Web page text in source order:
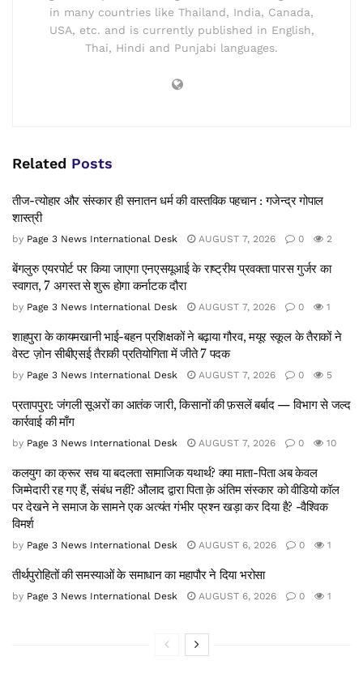
in many countries like Thailand, India, Canada,
USA, etc. and is currently published in English,
Thai, Hindi and Punjabi languages.
Related Posts
तीज-त्योहार और संस्कार ही सनातन धर्म की वास्तविक पहचान : गजेन्द्र गोपाल
शास्त्री
by Page 3 News International Desk AUGUST 7, 2026 0 2
बेंगलुरु एयरपोर्ट पर किया जाएगा एनएसयूआई के राष्ट्रीय प्रवक्ता पारस गुर्जर का
स्वागत, 7 अगस्त से शुरू होगा कर्नाटक दौरा
by Page 3 News International Desk AUGUST 7, 2026 0 1
शाहपुरा के कायमखानी भाई-बहन प्रशिक्षकों ने बढ़ाया गौरव, मयूर स्कूल के तैराकों ने
वेस्ट ज़ोन सीबीएसई तैराकी प्रतियोगिता में जीते 7 पदक
by Page 3 News International Desk AUGUST 7, 2026 0 5
प्रतापपुरा: जंगली सूअरों का आतंक जारी, किसानों की फ़सलें बर्बाद — विभाग से जल्द
कार्रवाई की माँग
by Page 3 News International Desk AUGUST 7, 2026 0 10
कलयुग का क्रूर सच या बदलता सामाजिक यथार्थ? क्या माता-पिता अब केवल
जिम्मेदारी रह गए हैं, संबंध नहीं? औलाद द्वारा पिता क़े अंतिम संस्कार को वीडियो कॉल
पर देखने ने समाज के सामने एक अत्यंत गंभीर प्रश्न खड़ा कर दिया है? -वैश्विक
विमर्श
by Page 3 News International Desk AUGUST 6, 2026 0 1
तीर्थपुरोहितों की समस्याओं के समाधान का महापौर ने दिया भरोसा
by Page 3 News International Desk AUGUST 6, 2026 0 1